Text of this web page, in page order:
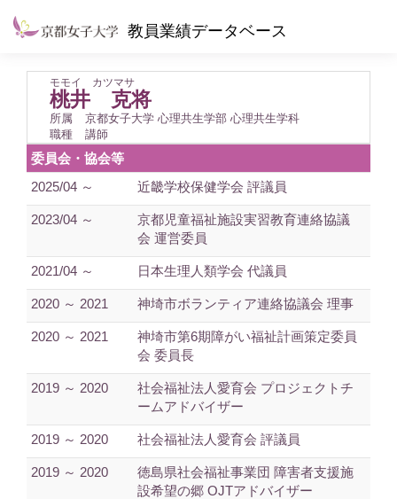
教員業績データベース
モモイ カツマサ
桃井 克将
所属
京都女子大学 心理共生学部 心理共生学科
職種
講師
委員会・協会等
2025/04 ～
近畿学校保健学会 評議員
2023/04 ～
京都児童福祉施設実習教育連絡協議
会 運営委員
2021/04 ～ 日本生理人類学会 代議員
2020 ～ 2021 神埼市ボランティア連絡協議会 理事
2020 ～ 2021
神埼市第6期障がい福祉計画策定委員
会 委員長
2019 ～ 2020
社会福祉法人愛育会 プロジェクトチ
ームアドバイザー
2019 ～ 2020 社会福祉法人愛育会 評議員
2019 ～ 2020
徳島県社会福祉事業団 障害者支援施
設希望の郷 OJTアドバイザー